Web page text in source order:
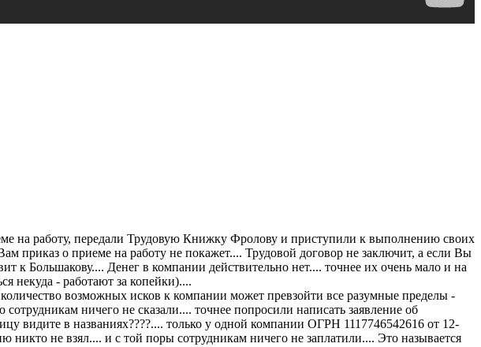
на работу, передали Трудовую Книжку Фролову и приступили к выполнению своих
приказ о приеме на работу не покажет.... Трудовой договор не заключит, а если Вы
к Большакову.... Денег в компании действительно нет.... точнее их очень мало и на
некуда - работают за копейки)....
возможных исков к компании может превзойти все разумные пределы -
ничего не сказали.... точнее попросили написать заявление об
в названиях????.... только у одной компании ОГРН 1117746542616 от 12-
никто не взял.... и с той поры сотрудникам ничего не заплатили.... Это называется